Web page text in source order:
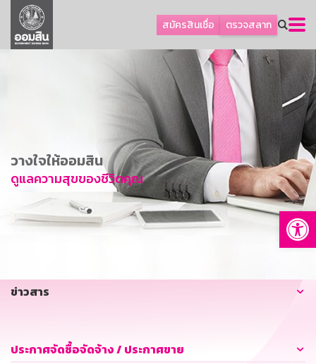
สมัครสินเชื่อ ตรวจสลาก
ลูกค้าธุรกิจ
ลูกค้าผู้ประกอบรายย่อย
การพัฒนาที่ยั่งยืน
ข่าวสาร
บริการทางการเงิน
อื่นๆ
วางใจให้ออมสิน
ดูแลความสุขของชีวิตคุณ
ข่าวสาร
ประกาศจัดซื้อจัดจ้าง / ประกาศขาย